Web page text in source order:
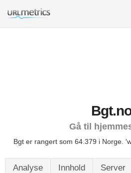
Gå til
Bgt er rangert som 64.379 i Norge.
Analyse Innhold Server